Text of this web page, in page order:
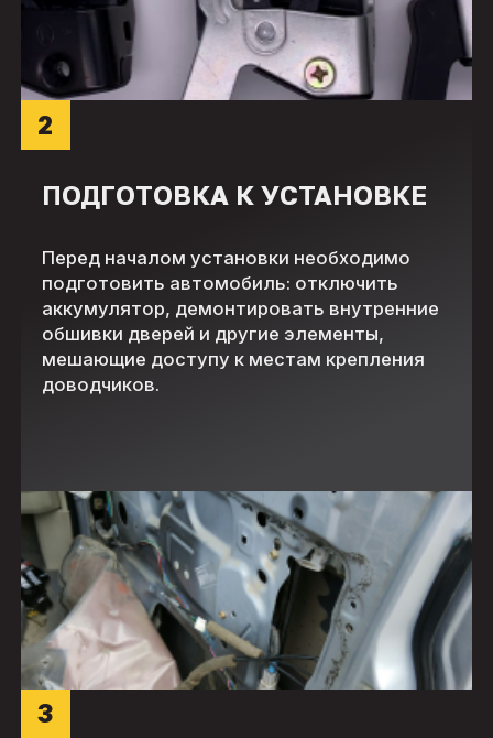
ПОДГОТОВКА К УСТАНОВКЕ
Перед началом установки необходимо
подготовить автомобиль: отключить
аккумулятор, демонтировать внутренние
обшивки дверей и другие элементы,
мешающие доступу к местам крепления
доводчиков.
2
3